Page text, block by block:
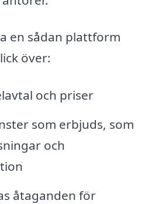
en sådan plattform
över:
och priser
som erbjuds, som
och
åtaganden för